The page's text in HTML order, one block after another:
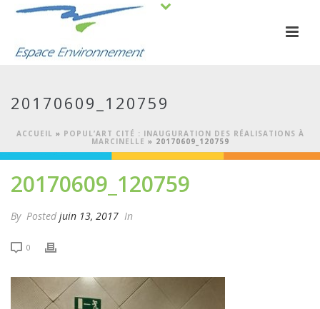
20170609_120759
ACCUEIL » POPUL’ART CITÉ : INAUGURATION DES RÉALISATIONS À
MARCINELLE » 20170609_120759
20170609_120759
By Posted juin 13, 2017 In
0